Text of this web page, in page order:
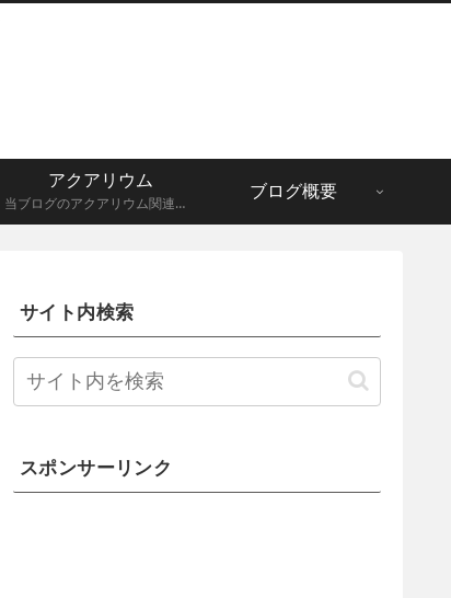
アクアリウム
当ブログのアクアリウム関連記事一覧になります。メダカ、グッピーなど。
ブログ概要
サイト内検索
スポンサーリンク